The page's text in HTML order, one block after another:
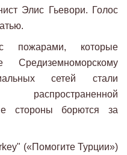
Элис Гьевори. Голос
пожарами, которые
сетей стали
стороны борются за
(«Помогите Турции»)